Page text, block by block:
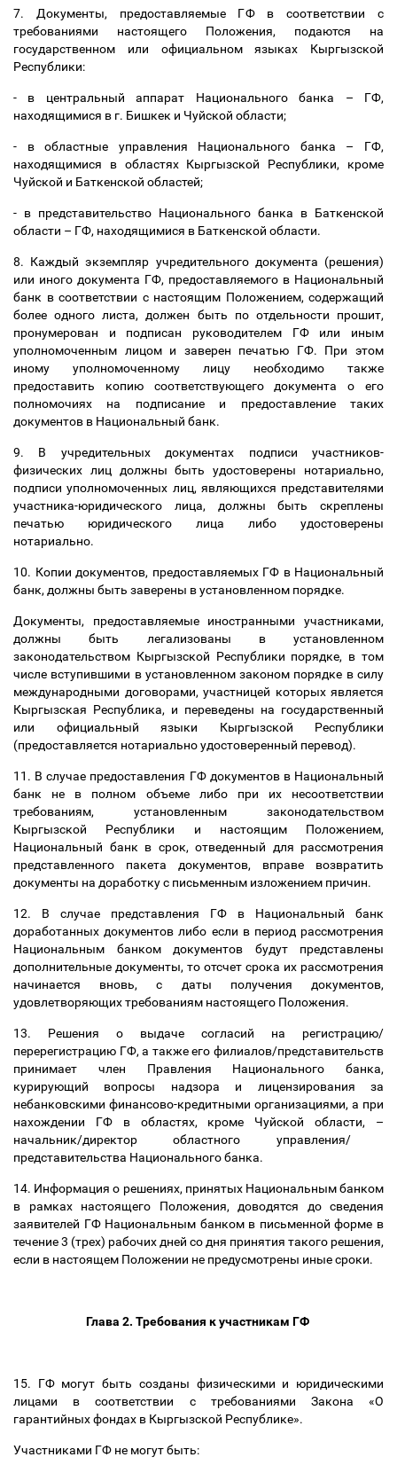
7. Документы, предоставляемые ГФ в соответствии с
требованиями настоящего Положения, подаются на
государственном или официальном языках Кыргызской
Республики:
- в центральный аппарат Национального банка – ГФ,
находящимися в г. Бишкек и Чуйской области;
- в областные управления Национального банка – ГФ,
находящимися в областях Кыргызской Республики, кроме
Чуйской и Баткенской областей;
- в представительство Национального банка в Баткенской
области – ГФ, находящимися в Баткенской области.
8. Каждый экземпляр учредительного документа (решения)
или иного документа ГФ, предоставляемого в Национальный
банк в соответствии с настоящим Положением, содержащий
более одного листа, должен быть по отдельности прошит,
пронумерован и подписан руководителем ГФ или иным
уполномоченным лицом и заверен печатью ГФ. При этом
иному уполномоченному лицу необходимо также
предоставить копию соответствующего документа о его
полномочиях на подписание и предоставление таких
документов в Национальный банк.
9. В учредительных документах подписи участников-
физических лиц должны быть удостоверены нотариально,
подписи уполномоченных лиц, являющихся представителями
участника-юридического лица, должны быть скреплены
печатью юридического лица либо удостоверены
нотариально.
10. Копии документов, предоставляемых ГФ в Национальный
банк, должны быть заверены в установленном порядке.
Документы, предоставляемые иностранными участниками,
должны быть легализованы в установленном
законодательством Кыргызской Республики порядке, в том
числе вступившими в установленном законом порядке в силу
международными договорами, участницей которых является
Кыргызская Республика, и переведены на государственный
или официальный языки Кыргызской Республики
(предоставляется нотариально удостоверенный перевод).
11. В случае предоставления ГФ документов в Национальный
банк не в полном объеме либо при их несоответствии
требованиям, установленным законодательством
Кыргызской Республики и настоящим Положением,
Национальный банк в срок, отведенный для рассмотрения
представленного пакета документов, вправе возвратить
документы на доработку с письменным изложением причин.
12. В случае представления ГФ в Национальный банк
доработанных документов либо если в период рассмотрения
Национальным банком документов будут представлены
дополнительные документы, то отсчет срока их рассмотрения
начинается вновь, с даты получения документов,
удовлетворяющих требованиям настоящего Положения.
13. Решения о выдаче согласий на регистрацию/
перерегистрацию ГФ, а также его филиалов/представительств
принимает член Правления Национального банка,
курирующий вопросы надзора и лицензирования за
небанковскими финансово-кредитными организациями, а при
нахождении ГФ в областях, кроме Чуйской области, –
начальник/директор областного управления/
представительства Национального банка.
14. Информация о решениях, принятых Национальным банком
в рамках настоящего Положения, доводятся до сведения
заявителей ГФ Национальным банком в письменной форме в
течение 3 (трех) рабочих дней со дня принятия такого решения,
если в настоящем Положении не предусмотрены иные сроки.
Глава 2. Требования к участникам ГФ
15. ГФ могут быть созданы физическими и юридическими
лицами в соответствии с требованиями Закона «О
гарантийных фондах в Кыргызской Республике».
Участниками ГФ не могут быть: